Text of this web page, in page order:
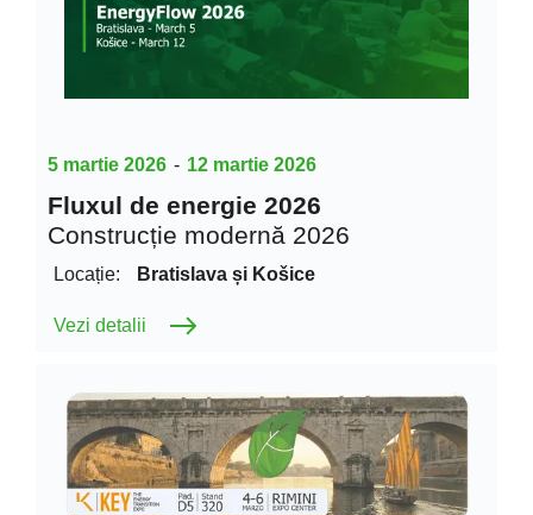
5 martie 2026 - 12 martie 2026
Fluxul de energie 2026
Construcție modernă 2026
Locație: Bratislava și Košice
Vezi detalii